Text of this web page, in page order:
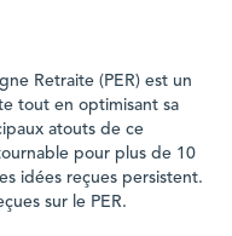
Retraite (PER) est un
tout en optimisant sa
atouts de ce
pour plus de 10
idées reçues persistent.
sur le PER.